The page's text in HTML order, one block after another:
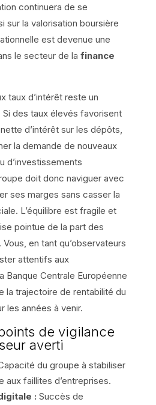
continuera de se
sur la valorisation boursière
est devenue une
le secteur de la finance
taux d’intérêt reste un
des taux élevés favorisent
d’intérêt sur les dépôts,
la demande de nouveaux
d’investissements
doit donc naviguer avec
ses marges sans casser la
L’équilibre est fragile et
pointue de la part des
en tant qu’observateurs
attentifs aux
Banque Centrale Européenne
la trajectoire de rentabilité du
les années à venir.
de vigilance
averti
du groupe à stabiliser
aux faillites d’entreprises.
: Succès de